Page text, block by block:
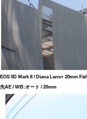
EOS 5D Mark II / Diana Lens+ 20mm
先AE / WB:オート / 20mm